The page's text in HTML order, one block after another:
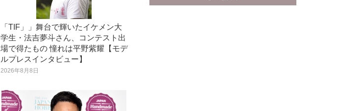
「TIF」」舞台で輝いたイケメン大
学生・法吉夢斗さん、コンテスト出
場で得たもの 憧れは平野紫耀【モデ
ルプレスインタビュー】
2026年8月8日